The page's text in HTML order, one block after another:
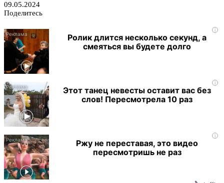
09.05.2024
Поделитесь
i
Ролик длится несколько секунд, а
смеяться вы будете долго
i
Этот танец невесты оставит вас без
слов! Пересмотрела 10 раз
i
Ржу не переставая, это видео
пересмотришь не раз